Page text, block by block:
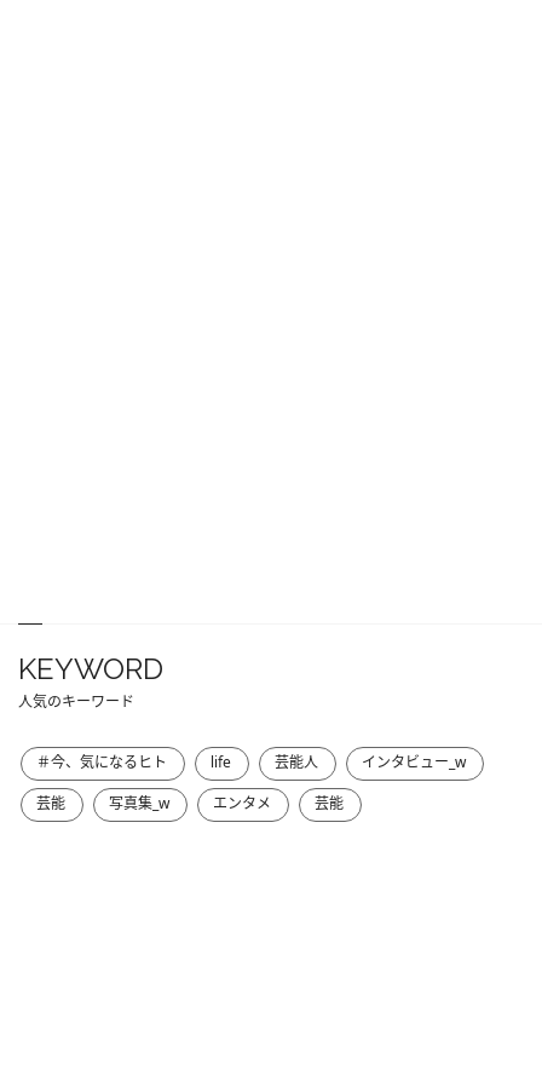
KEYWORD
人気のキーワード
＃今、気になるヒト life 芸能人
インタビュー_w
芸能
写真集_w エンタメ 芸能